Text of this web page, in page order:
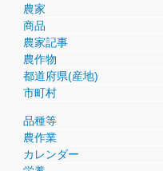
農家
商品
農家記事
農作物
都道府県(産地)
市町村
品種等
農作業
カレンダー